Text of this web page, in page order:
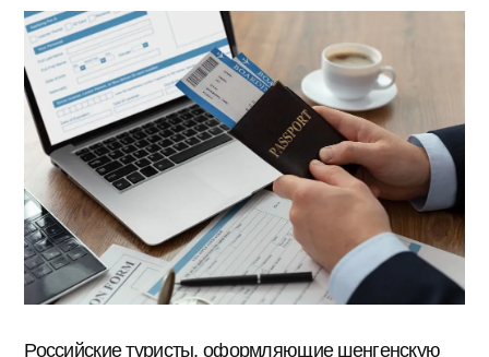
Российские туристы, оформляющие шенгенскую